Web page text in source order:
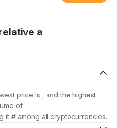
a
price is , and the highest
of .
it # among all cryptocurrencies.